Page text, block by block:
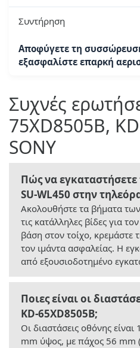
Συντήρηση
Αποφύγετε τη
εξασφαλίστε επαρκή
Συχνές
75XD8505B,
SONY
Πώς να εγκαταστήσετε
SU-WL450 στην
Ακολουθήστε τα βήματα
τις κατάλληλες βίδες για
βάση στον τοίχο, κρεμάστε
τον ιμάντα ασφαλείας. Η
από εξουσιοδοτημένο
Ποιες είναι οι
KD-65XD8505B;
Οι διαστάσεις οθόνης
mm ύψος, με πάχος 56 mm